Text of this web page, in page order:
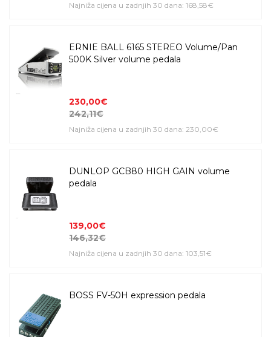
Najniža cijena u zadnjih 30 dana: 168,58€
ERNIE BALL 6165 STEREO Volume/Pan
500K Silver volume pedala
230,00€
242,11€
Najniža cijena u zadnjih 30 dana: 230,00€
DUNLOP GCB80 HIGH GAIN volume
pedala
139,00€
146,32€
Najniža cijena u zadnjih 30 dana: 103,51€
BOSS FV-50H expression pedala